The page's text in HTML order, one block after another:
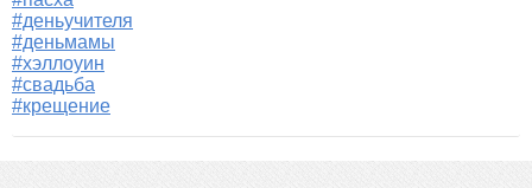
#деньучителя
#деньмамы
#хэллоуин
#свадьба
#крещение